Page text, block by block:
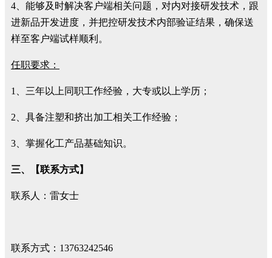
4、能够及时解决客户端相关问题，对内对接研发技术，跟
进新品开发进度，并把控研发技术内部验证结果，确保送
样至客户端试样顺利。
任职要求：
1、三年以上同职工作经验，大专或以上学历；
2、具备注塑和挤出加工相关工作经验；
3、掌握化工产品基础知识。
三、【联系方式】
联系人：雷女士
联系方式：13763242546